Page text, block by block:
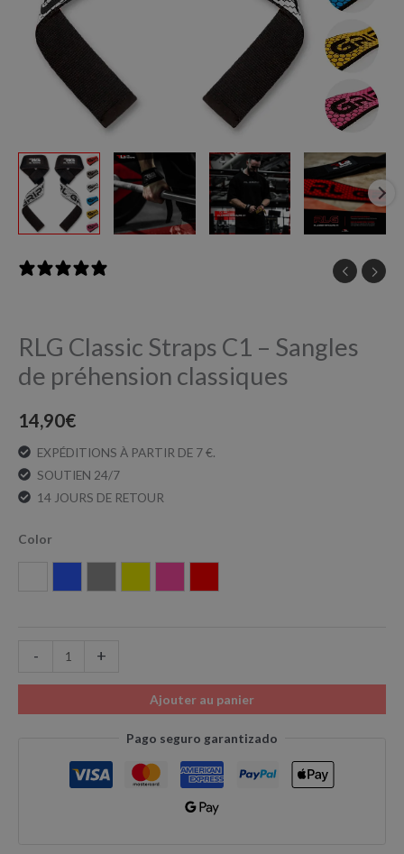
RLG Classic Straps C1 – Sangles
de préhension classiques
14,90€
EXPÉDITIONS À PARTIR DE 7 €.
SOUTIEN 24/7
14 JOURS DE RETOUR
Color
Blanc Bleu Gris JauneRose Rouge
-
classiques
+
Ajouter au panier
Pago seguro garantizado